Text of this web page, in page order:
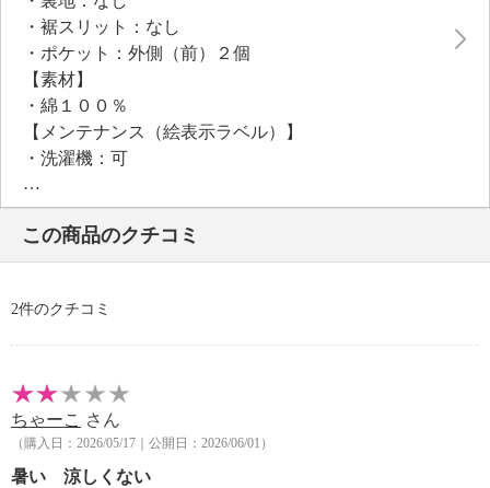
・裾スリット：なし
・ポケット：外側（前）２個
【素材】
・綿１００％
【メンテナンス（絵表示ラベル）】
・洗濯機：可
・漂白処理：塩素系・酸素系漂白不可
・タンブル乾燥：不可
・自然乾燥：日陰の吊り干し
・アイロン仕上げ：可（低温）
・ウエットクリーニング：可
【メンテナンス（ケアラベル）】
＜グリーン＞水や汗などによる色落ち、色移り注意
＜グリーン＞摩擦による色落ち、色移り注意
＜グリーン＞素材の特性上、多少の縮みあり
＜グリーン＞無蛍光洗剤使用
この商品のクチコミ
2件のクチコミ
ちゃーこ さん
（購入日：2026/05/17｜公開日：2026/06/01）
暑い 涼しくない